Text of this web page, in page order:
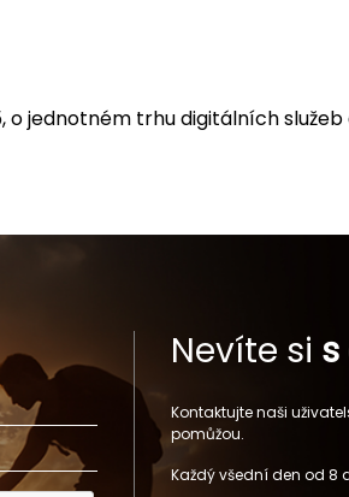
jednotném trhu digitálních
Nevíte si
Kontaktujte naši
pomůžou.
Každý všední den od 8